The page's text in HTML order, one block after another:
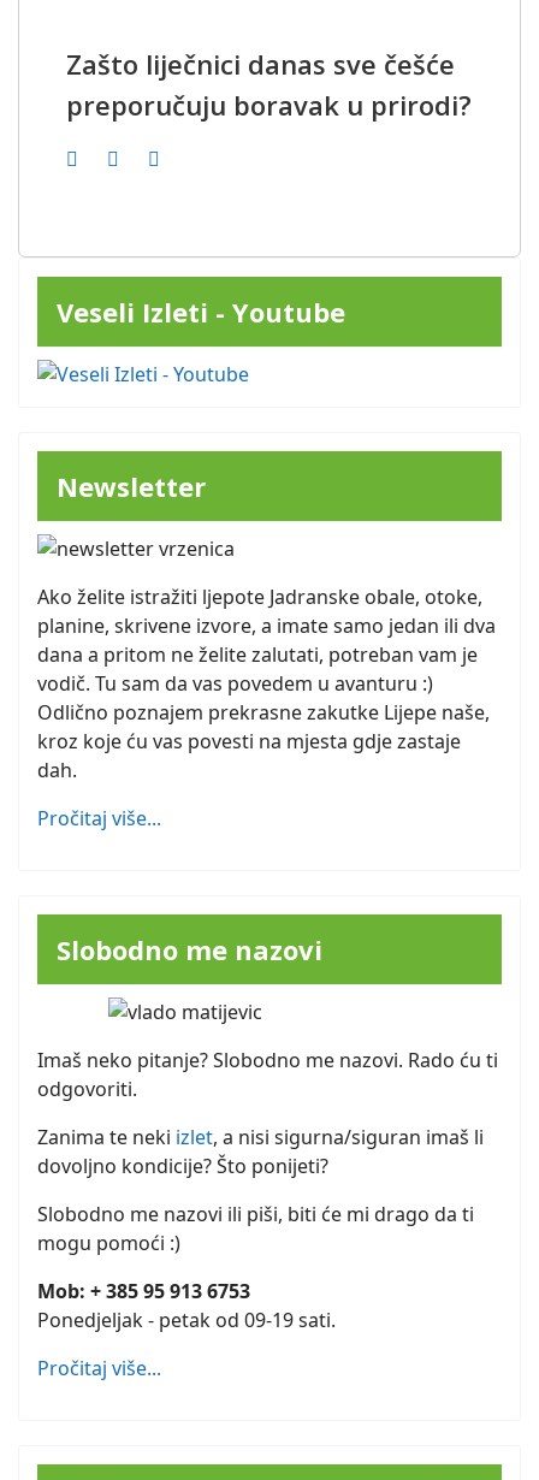
Zašto liječnici danas sve češće
preporučuju boravak u prirodi?
Veseli Izleti - Youtube
Newsletter
Ako želite istražiti ljepote Jadranske obale, otoke,
planine, skrivene izvore, a imate samo jedan ili dva
dana a pritom ne želite zalutati, potreban vam je
vodič. Tu sam da vas povedem u avanturu :)
Odlično poznajem prekrasne zakutke Lijepe naše,
kroz koje ću vas povesti na mjesta gdje zastaje
dah.
Pročitaj više...
Slobodno me nazovi
Imaš neko pitanje? Slobodno me nazovi. Rado ću ti
odgovoriti.
Zanima te neki izlet, a nisi sigurna/siguran imaš li
dovoljno kondicije? Što ponijeti?
Slobodno me nazovi ili piši, biti će mi drago da ti
mogu pomoći :)
Mob: + 385 95 913 6753
Ponedjeljak - petak od 09-19 sati.
Pročitaj više...